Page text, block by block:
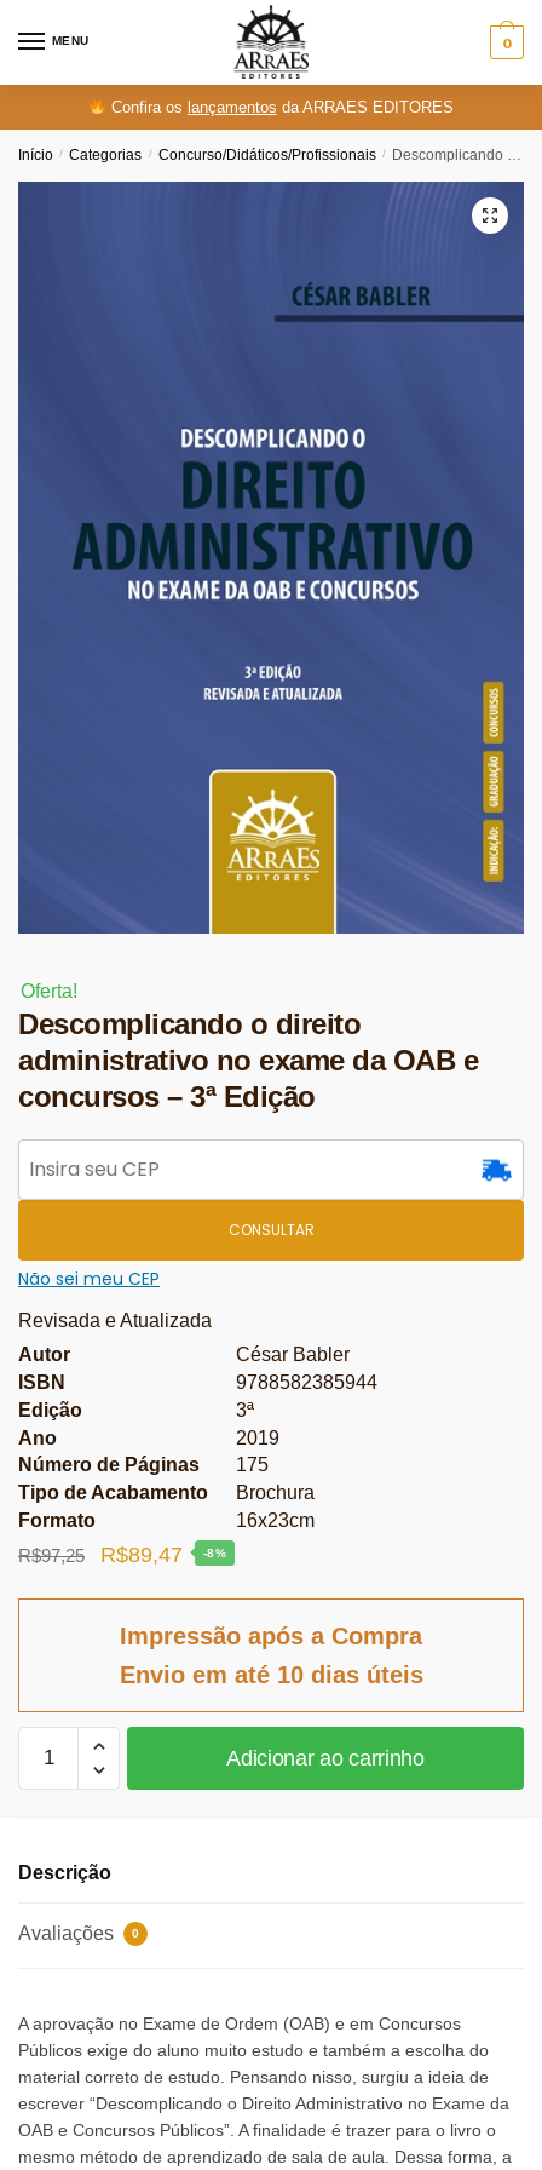
MENU 0
Confira os lançamentos da ARRAES EDITORES
Início / Categorias / Concurso/Didáticos/Profissionais / Descomplicando o direito administrativo no exame da OAB e concursos – 3ª Edição
Oferta!
Descomplicando o direito
administrativo no exame da OAB e
concursos – 3ª Edição
CONSULTAR
Não sei meu CEP
Revisada e Atualizada
Autor
César Babler
ISBN
9788582385944
Edição
3ª
Ano
2019
Número de Páginas
175
Tipo de Acabamento
Brochura
Formato
16x23cm
R$97,25
O
original
R$89,47O
atual
-8%
Impressão após a Compra
Envio em até 10 dias úteis
Descomplicando
exame
OAB
-
3ª
Edição
Adicionar ao carrinho
Descrição
Avaliações 0
A aprovação no Exame de Ordem (OAB) e em Concursos
Públicos exige do aluno muito estudo e também a escolha do
material correto de estudo. Pensando nisso, surgiu a ideia de
escrever “Descomplicando o Direito Administrativo no Exame da
OAB e Concursos Públicos”. A finalidade é trazer para o livro o
mesmo método de aprendizado de sala de aula. Dessa forma, a